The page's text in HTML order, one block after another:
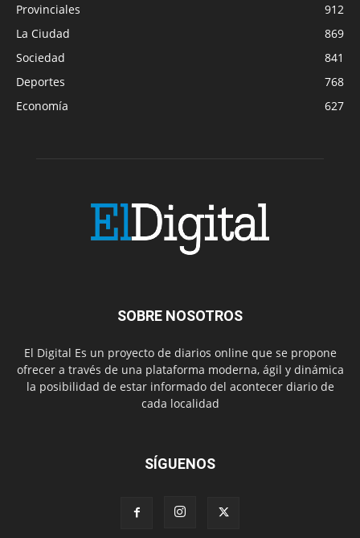
Provinciales
912
La Ciudad
869
Sociedad
841
Deportes
768
Economía
627
SOBRE NOSOTROS
El Digital Es un proyecto de diarios online que se propone
ofrecer a través de una plataforma moderna, ágil y dinámica
la posibilidad de estar informado del acontecer diario de
cada localidad
SÍGUENOS